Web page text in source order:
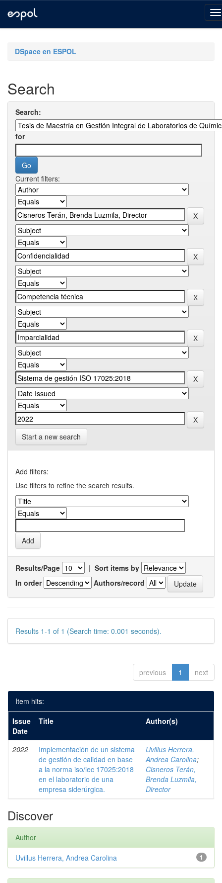
navigationDSpace en ESPOL
Search
Search:
for
Current filters:
Start a new search
Add filters:
Use filters to refine the search results.
Results/Page | Sort items by
In order
Authors/record
Results 1-1 of 1 (Search time: 0.001 seconds).
previous 1 next
Item hits:
Issue
Date
Title Author(s)
2022
Implementación de un sistema
de gestión de calidad en base
a la norma iso/iec 17025:2018
en el laboratorio de una
empresa siderúrgica.
Uvillus Herrera,
Andrea Carolina;
Cisneros Terán,
Brenda Luzmila,
Director
Discover
Author
1
Uvillus Herrera, Andrea Carolina